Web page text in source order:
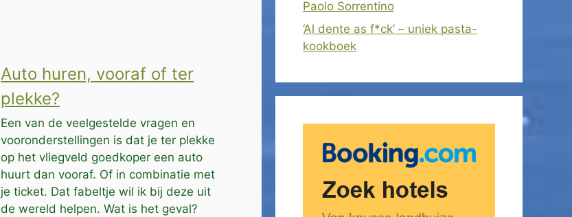
Auto huren, vooraf of ter
plekke?
Een van de veelgestelde vragen en
vooronderstellingen is dat je ter plekke
op het vliegveld goedkoper een auto
huurt dan vooraf. Of in combinatie met
je ticket. Dat fabeltje wil ik bij deze uit
de wereld helpen. Wat is het geval?
Paolo Sorrentino
‘Al dente as f*ck’ – uniek pasta-
kookboek